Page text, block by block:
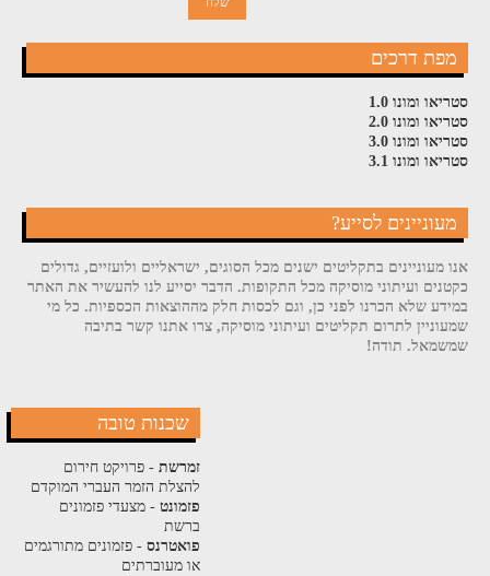
מפת דרכים
סטריאו ומונו 1.0
סטריאו ומונו 2.0
סטריאו ומונו 3.0
סטריאו ומונו 3.1
מעוניינים לסייע?
אנו מעוניינים בתקליטים ישנים מכל הסוגים, ישראליים ולועזיים, גדולים
כקטנים ועיתוני מוסיקה מכל התקופות. הדבר יסייע לנו להעשיר את האתר
במידע שלא הכרנו לפני כן, וגם לכסות חלק מההוצאות הכספיות. כל מי
שמעוניין לתרום תקליטים ועיתוני מוסיקה, צרו אתנו קשר בתיבה
שמשמאל. תודה!
שכנות טובה
זמרשת- פרויקט חירום
להצלת הזמר העברי המוקדם
פזמונט- מצעדי פזמונים
ברשת
פואטרנס- פזמונים מתורגמים
או מעוברתים